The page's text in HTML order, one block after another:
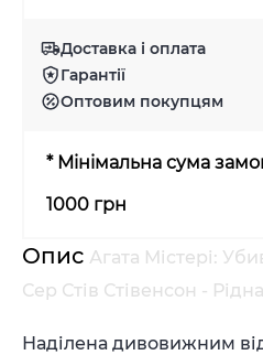
Доставка і оплата
Гарантії
Оптовим покупцям
* Мінімальна сума
1000 грн
Опис Агата Містері:
Сер Стів Стівенсон -
Наділена дивовижним